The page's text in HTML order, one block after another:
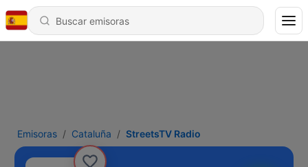
Emisoras Cataluña StreetsTV Radio